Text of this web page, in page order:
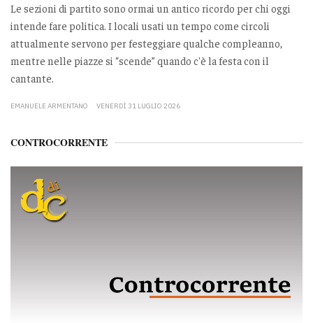
Le sezioni di partito sono ormai un antico ricordo per chi oggi
intende fare politica. I locali usati un tempo come circoli
attualmente servono per festeggiare qualche compleanno,
mentre nelle piazze si “scende” quando c'è la festa con il
cantante.
EMANUELE ARMENTANO VENERDÌ 31 LUGLIO 2026
CONTROCORRENTE